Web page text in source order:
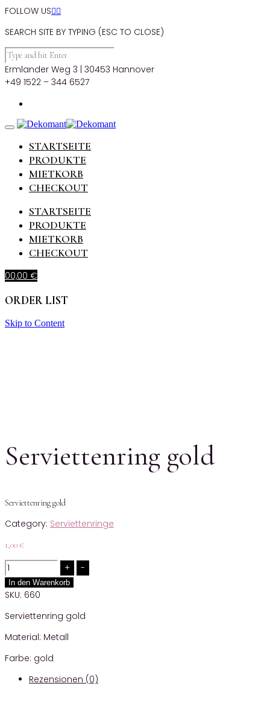
FOLLOW US
SEARCH SITE BY TYPING (ESC TO CLOSE)
Ermlander Weg 3 | 30453 Hannover
+49 1522 – 344 6527
STARTSEITE
PRODUKTE
MIETKORB
CHECKOUT
STARTSEITE
PRODUKTE
MIETKORB
CHECKOUT
00,00 €
ORDER LIST
Skip to Content
Serviettenring gold
Serviettenring gold
Category: Serviettenringe
1,00 €
Quantity
In den Warenkorb
SKU: 660
Serviettenring gold
Material: Metall
Farbe: gold
Rezensionen (0)